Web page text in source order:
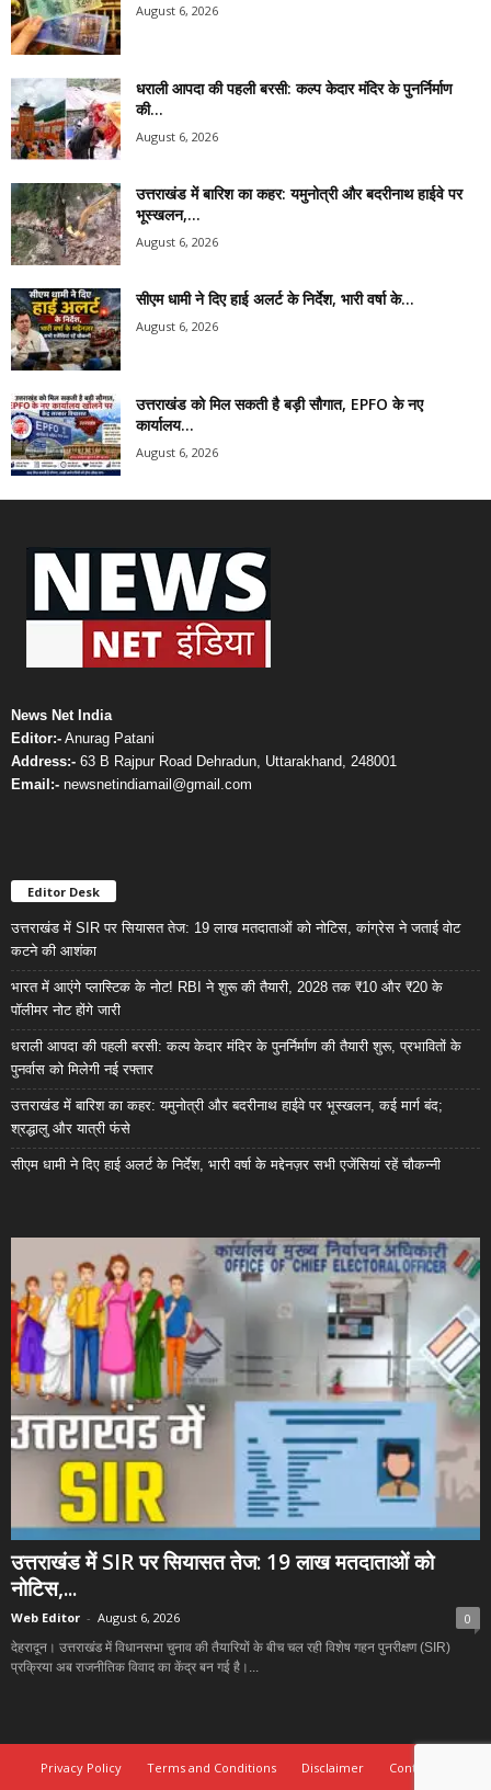
August 6, 2026
धराली आपदा की पहली बरसी: कल्प केदार मंदिर के पुनर्निर्माण
की...
August 6, 2026
उत्तराखंड में बारिश का कहर: यमुनोत्री और बदरीनाथ हाईवे पर
भूस्खलन,...
August 6, 2026
सीएम धामी ने दिए हाई अलर्ट के निर्देश, भारी वर्षा के...
August 6, 2026
उत्तराखंड को मिल सकती है बड़ी सौगात, EPFO के नए
कार्यालय...
August 6, 2026
News Net India
Editor:- Anurag Patani
Address:- 63 B Rajpur Road Dehradun, Uttarakhand, 248001
Email:- newsnetindiamail@gmail.com
Editor Desk
उत्तराखंड में SIR पर सियासत तेज: 19 लाख मतदाताओं को नोटिस, कांग्रेस ने जताई वोट
कटने की आशंका
भारत में आएंगे प्लास्टिक के नोट! RBI ने शुरू की तैयारी, 2028 तक ₹10 और ₹20 के
पॉलीमर नोट होंगे जारी
धराली आपदा की पहली बरसी: कल्प केदार मंदिर के पुनर्निर्माण की तैयारी शुरू, प्रभावितों के
पुनर्वास को मिलेगी नई रफ्तार
उत्तराखंड में बारिश का कहर: यमुनोत्री और बदरीनाथ हाईवे पर भूस्खलन, कई मार्ग बंद;
श्रद्धालु और यात्री फंसे
सीएम धामी ने दिए हाई अलर्ट के निर्देश, भारी वर्षा के मद्देनज़र सभी एजेंसियां रहें चौकन्नी
उत्तराखंड में SIR पर सियासत तेज: 19 लाख मतदाताओं को
नोटिस,...
Web Editor - August 6, 2026 0
देहरादून। उत्तराखंड में विधानसभा चुनाव की तैयारियों के बीच चल रही विशेष गहन पुनरीक्षण (SIR)
प्रक्रिया अब राजनीतिक विवाद का केंद्र बन गई है।...
Privacy Policy Terms and Conditions Disclaimer Contact Us